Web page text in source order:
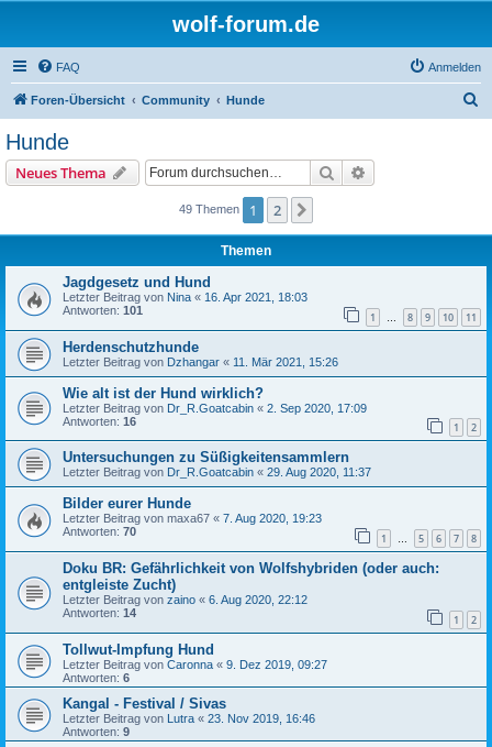
wolf-forum.de
FAQ Anmelden
Foren-Übersicht Community Hunde
Hunde
Neues Thema Suche
49 Themen 1 2
Themen
Jagdgesetz und Hund
Letzter Beitrag von Nina « 16. Apr 2021, 18:03
Antworten: 101 1 … 8 9 10 11
Herdenschutzhunde
Letzter Beitrag von Dzhangar « 11. Mär 2021, 15:26
Wie alt ist der Hund wirklich?
Letzter Beitrag von Dr_R.Goatcabin « 2. Sep 2020, 17:09
Antworten: 16 1 2
Untersuchungen zu Süßigkeitensammlern
Letzter Beitrag von Dr_R.Goatcabin « 29. Aug 2020, 11:37
Bilder eurer Hunde
Letzter Beitrag von maxa67 « 7. Aug 2020, 19:23
Antworten: 70 1 … 5 6 7 8
Doku BR: Gefährlichkeit von Wolfshybriden (oder auch:
entgleiste Zucht)
Letzter Beitrag von zaino « 6. Aug 2020, 22:12
Antworten: 14 1 2
Tollwut-Impfung Hund
Letzter Beitrag von Caronna « 9. Dez 2019, 09:27
Antworten: 6
Kangal - Festival / Sivas
Letzter Beitrag von Lutra « 23. Nov 2019, 16:46
Antworten: 9